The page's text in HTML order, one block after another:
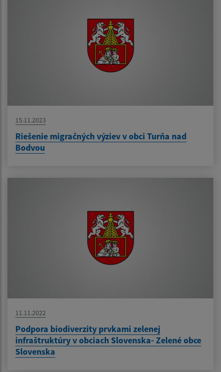
15.11.2023
Riešenie migračných výziev v obci Turňa nad
Bodvou
11.11.2022
Podpora biodiverzity prvkami zelenej
infraštruktúry v obciach Slovenska- Zelené obce
Slovenska